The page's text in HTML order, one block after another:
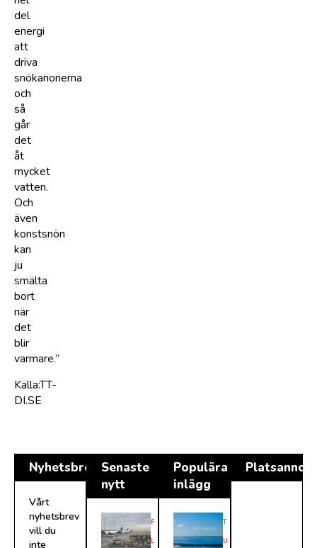
del
energi
att
driva
snökanonerna
och
så
går
det
åt
mycket
vatten.
Och
även
konstsnön
kan
ju
smälta
bort
när
det
blir
varmare.”
Källa:TT-
DI.SE
Nyhetsbrev
Vårt
nyhetsbrev
vill du
inte
Senaste
nytt
F
L
Populära
inlägg
T
U